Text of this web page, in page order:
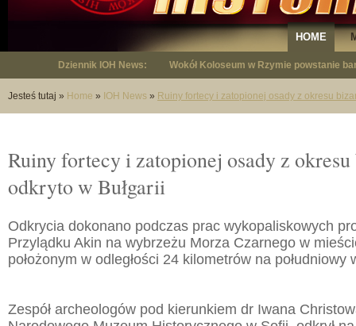
HOME
Dziennik IOH News: Wokół Koloseum w Rzymie powstanie
"Niepodległy - opowieść o Januszu
Jesteś tutaj » Home » IOH News » Ruiny fortecy i zatopionej osady z okresu
Ruiny fortecy i zatopionej osady z
odkryto w Bułgarii
Odkrycia dokonano podczas prac wykopaliskowych
Przylądku Akin na wybrzeżu Morza Czarnego w
położonym w odległości 24 kilometrów na południowy
Zespół archeologów pod kierunkiem dr Iwana